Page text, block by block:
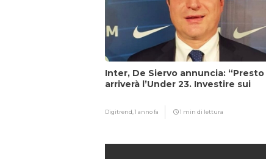
Inter, De Siervo annuncia: “Presto
arriverà l’Under 23. Investire sui
Digitrend,1 anno fa 1 min di lettura